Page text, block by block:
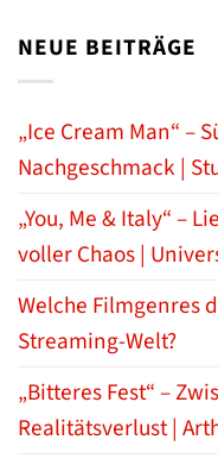
NEUE BEITRÄGE
„Ice Cream Man“ –
Nachgeschmack |
„You, Me & Italy“ –
voller Chaos |
Welche Filmgenres
Streaming-Welt?
„Bitteres Fest“ –
Realitätsverlust |